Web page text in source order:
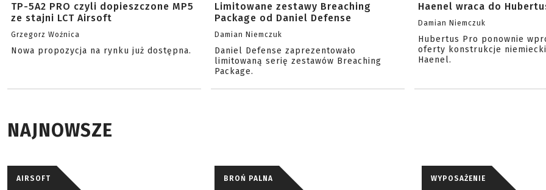
TP-5A2 PRO czyli dopieszczone MP5
ze stajni LCT Airsoft
Grzegorz Woźnica
Nowa propozycja na rynku już dostępna.
Limitowane zestawy Breaching
Package od Daniel Defense
Damian Niemczuk
Daniel Defense zaprezentowało
limitowaną serię zestawów Breaching
Package.
Haenel wraca do
Damian Niemczuk
Hubertus Pro ponownie
oferty konstrukcje
Haenel.
NAJNOWSZE
AIRSOFT BROŃ PALNA WYPOSAŻENIE